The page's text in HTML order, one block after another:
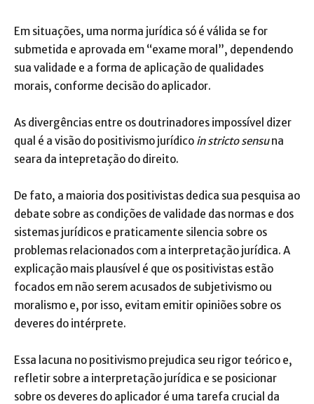
Em situações, uma norma jurídica só é válida se for
submetida e aprovada em “exame moral”, dependendo
sua validade e a forma de aplicação de qualidades
morais, conforme decisão do aplicador.
As divergências entre os doutrinadores impossível dizer
qual é a visão do positivismo jurídico in stricto sensuna
seara da intepretação do direito.
De fato, a maioria dos positivistas dedica sua pesquisa ao
debate sobre as condições de validade das normas e dos
sistemas jurídicos e praticamente silencia sobre os
problemas relacionados com a interpretação jurídica. A
explicação mais plausível é que os positivistas estão
focados em não serem acusados de subjetivismo ou
moralismo e, por isso, evitam emitir opiniões sobre os
deveres do intérprete.
Essa lacuna no positivismo prejudica seu rigor teórico e,
refletir sobre a interpretação jurídica e se posicionar
sobre os deveres do aplicador é uma tarefa crucial da